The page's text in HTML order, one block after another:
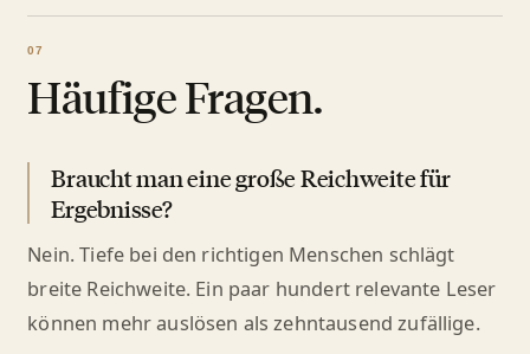
Häufige Fragen.
Braucht man eine große Reichweite für
Ergebnisse?
Nein. Tiefe bei den richtigen Menschen schlägt
breite Reichweite. Ein paar hundert relevante Leser
können mehr auslösen als zehntausend zufällige.